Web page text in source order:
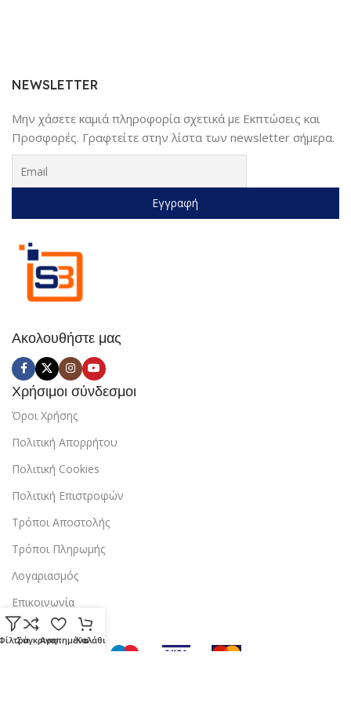
Ακολουθήστε μας
Χρήσιμοι σύνδεσμοι
Όροι Χρήσης
Πολιτική Απορρήτου
Πολιτική Cookies
Πολιτική Επιστροφών
Τρόποι Αποστολής
Τρόποι Πληρωμής
Λογαριασμός
Επικοινωνία
NEWSLETTER
Μην χάσετε καμιά πληροφορία σχετικά με Εκπτώσεις και
Προσφορές. Γραφτείτε στην λίστα των newsletter σήμερα.
ΣύγκρισηΑγαπημέναΚαλάθι